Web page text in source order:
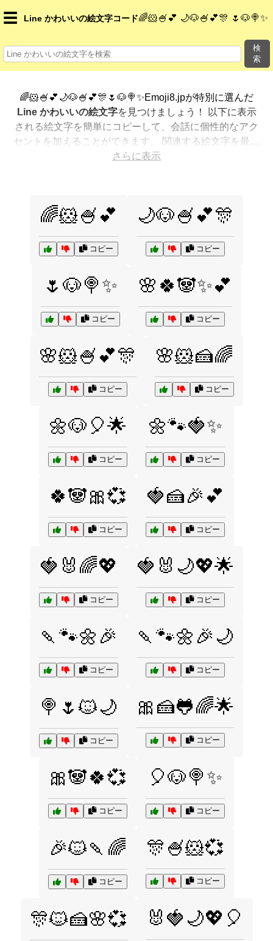
☰ Line かわいいの絵文字コード 🌈🐹🍧💕 🌙🐶🍧💕🎊 🌷🐶🍭✨
検
索
🌈🐹🍧💕🌙🐶🍧💕🎊🌷🐶🍭✨Emoji8.jpが特別に選んだ
Line かわいいの絵文字を見つけましょう！ 以下に表示
される絵文字を簡単にコピーして、会話に個性的なアク
セントを加えることができます。 関連する絵文字を最も
人気のある順に表示しました。さらに多くのオプション
さらに表示
🌈🐹🍧💕
コピー
🌙🐶🍧💕🎊
コピー
🌷🐶🍭✨
コピー
🌸🍀🐼✨💕
コピー
🌸🐹🍧💕🎊
コピー
🌸🐹🍰🌈
コピー
🌼🐶🎈🌟
コピー
🌼🐾🍓✨
コピー
🍀🐼🎀💞
コピー
🍓🍰🎉💕
コピー
🍓🐰🌈💖
コピー
🍓🐰🌙💖🌟
コピー
🍡🐾🌼🎉
コピー
🍡🐾🌼🎉🌙
コピー
🍭🌷🐱🌙
コピー
🎀🍰🐸🌈🌟
コピー
🎀🐼🍀💞
コピー
🎈🐶🍭✨
コピー
🎉🐱🍡🌈
コピー
🎊🍧🐹💞
コピー
🎊🐱🍰🌸💞 🐰🍓🌙💖🎈